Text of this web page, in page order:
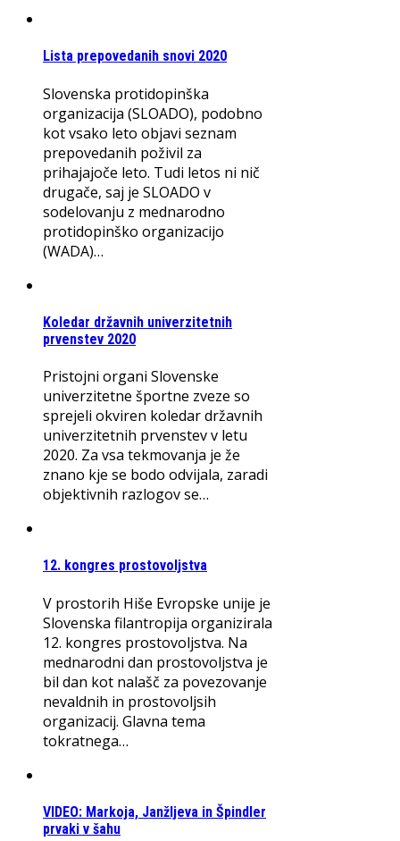
Lista prepovedanih snovi 2020
Slovenska protidopinška
organizacija (SLOADO), podobno
kot vsako leto objavi seznam
prepovedanih poživil za
prihajajoče leto. Tudi letos ni nič
drugače, saj je SLOADO v
sodelovanju z mednarodno
protidopinško organizacijo
(WADA)…
Koledar državnih univerzitetnih
prvenstev 2020
Pristojni organi Slovenske
univerzitetne športne zveze so
sprejeli okviren koledar državnih
univerzitetnih prvenstev v letu
2020. Za vsa tekmovanja je že
znano kje se bodo odvijala, zaradi
objektivnih razlogov se…
12. kongres prostovoljstva
V prostorih Hiše Evropske unije je
Slovenska filantropija organizirala
12. kongres prostovoljstva. Na
mednarodni dan prostovoljstva je
bil dan kot nalašč za povezovanje
nevaldnih in prostovoljsih
organizacij. Glavna tema
tokratnega…
VIDEO: Markoja, Janžljeva in Špindler
prvaki v šahu